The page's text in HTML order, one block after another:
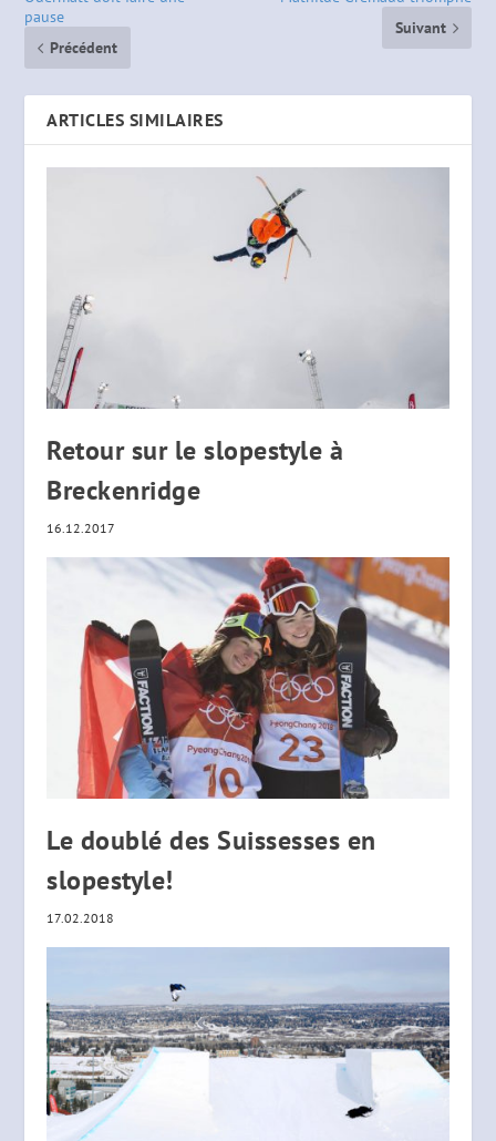
pause
Précédent
Suivant
ARTICLES SIMILAIRES
Retour sur le slopestyle à
Breckenridge
16.12.2017
Le doublé des Suissesses en
slopestyle!
17.02.2018